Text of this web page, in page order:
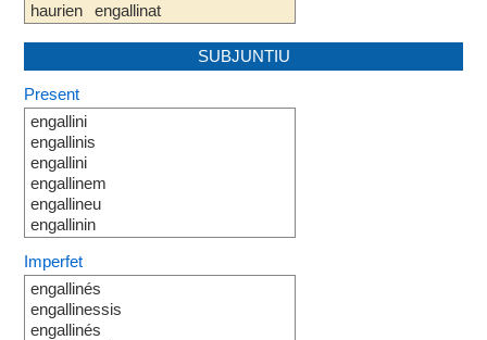
haurien
engallinat
SUBJUNTIU
Present
engallini
engallinis
engallini
engallinem
engallineu
engallinin
Imperfet
engallinés
engallinessis
engallinés